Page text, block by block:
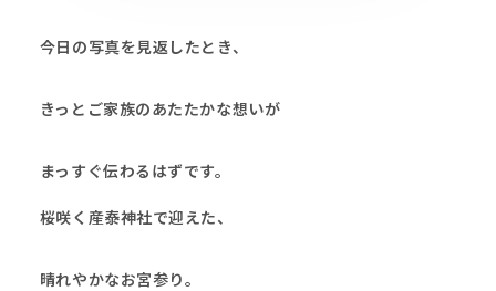
今日の写真を見返したとき、
きっとご家族のあたたかな想いが
まっすぐ伝わるはずです。
桜咲く産泰神社で迎えた、
晴れやかなお宮参り。